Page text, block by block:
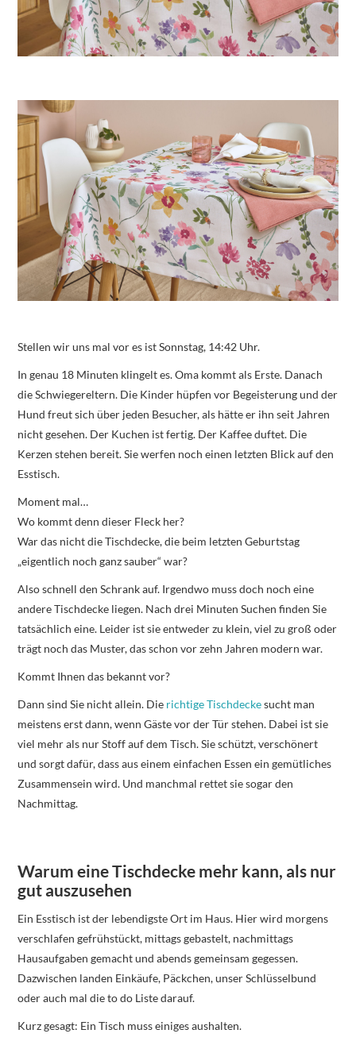
Stellen wir uns mal vor es ist Sonnstag, 14:42 Uhr.
In genau 18 Minuten klingelt es. Oma kommt als Erste. Danach
die Schwiegereltern. Die Kinder hüpfen vor Begeisterung und der
Hund freut sich über jeden Besucher, als hätte er ihn seit Jahren
nicht gesehen. Der Kuchen ist fertig. Der Kaffee duftet. Die
Kerzen stehen bereit. Sie werfen noch einen letzten Blick auf den
Esstisch.
Moment mal…
Wo kommt denn dieser Fleck her?
War das nicht die Tischdecke, die beim letzten Geburtstag
„eigentlich noch ganz sauber“ war?
Also schnell den Schrank auf. Irgendwo muss doch noch eine
andere Tischdecke liegen. Nach drei Minuten Suchen finden Sie
tatsächlich eine. Leider ist sie entweder zu klein, viel zu groß oder
trägt noch das Muster, das schon vor zehn Jahren modern war.
Kommt Ihnen das bekannt vor?
Dann sind Sie nicht allein. Die richtige Tischdeckesucht man
meistens erst dann, wenn Gäste vor der Tür stehen. Dabei ist sie
viel mehr als nur Stoff auf dem Tisch. Sie schützt, verschönert
und sorgt dafür, dass aus einem einfachen Essen ein gemütliches
Zusammensein wird. Und manchmal rettet sie sogar den
Nachmittag.
Warum eine Tischdecke mehr kann, als nur
gut auszusehen
Ein Esstisch ist der lebendigste Ort im Haus. Hier wird morgens
verschlafen gefrühstückt, mittags gebastelt, nachmittags
Hausaufgaben gemacht und abends gemeinsam gegessen.
Dazwischen landen Einkäufe, Päckchen, unser Schlüsselbund
oder auch mal die to do Liste darauf.
Kurz gesagt: Ein Tisch muss einiges aushalten.